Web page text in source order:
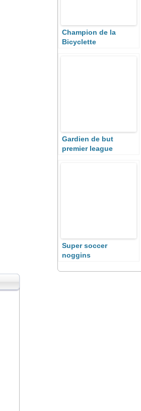
Champion de la
Bicyclette
Gardien de but
premier league
Super soccer
noggins